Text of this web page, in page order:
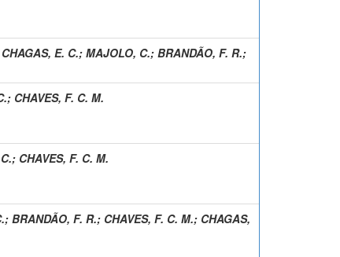
CHAGAS, E. C.; MAJOLO, C.; BRANDÃO, F. R.;
; CHAVES, F. C. M.
; CHAVES, F. C. M.
; BRANDÃO, F. R.; CHAVES, F. C. M.; CHAGAS,